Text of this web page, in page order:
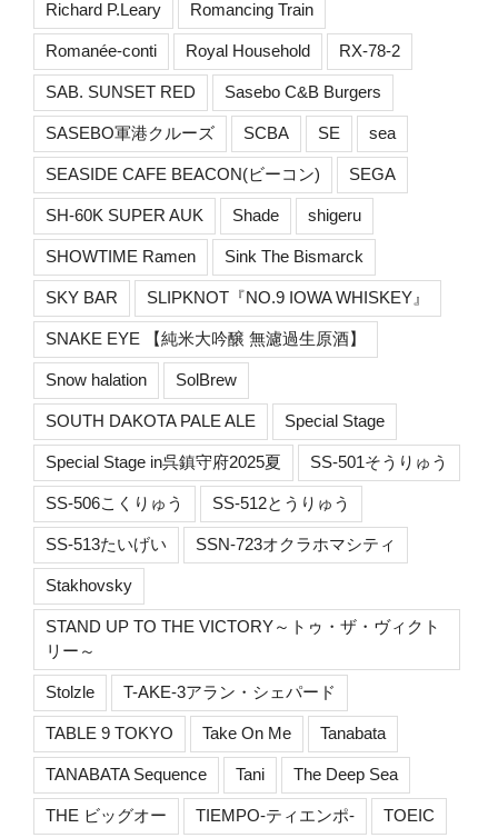
Richard P.Leary Romancing Train
Romanée-conti Royal Household RX-78-2
SAB. SUNSET RED Sasebo C&B Burgers
SASEBO軍港クルーズ SCBA SE sea
SEASIDE CAFE BEACON(ビーコン) SEGA
SH-60K SUPER AUK Shade shigeru
SHOWTIME Ramen Sink The Bismarck
SKY BAR SLIPKNOT『NO.9 IOWA WHISKEY』
SNAKE EYE 【純米大吟醸 無濾過生原酒】
Snow halation SolBrew
SOUTH DAKOTA PALE ALE Special Stage
Special Stage in呉鎮守府2025夏 SS-501そうりゅう
SS-506こくりゅう SS-512とうりゅう
SS-513たいげい SSN-723オクラホマシティ
Stakhovsky
STAND UP TO THE VICTORY～トゥ・ザ・ヴィクト
リー～
Stolzle T-AKE-3アラン・シェパード
TABLE 9 TOKYO Take On Me Tanabata
TANABATA Sequence Tani The Deep Sea
THE ビッグオー TIEMPO-ティエンポ- TOEIC